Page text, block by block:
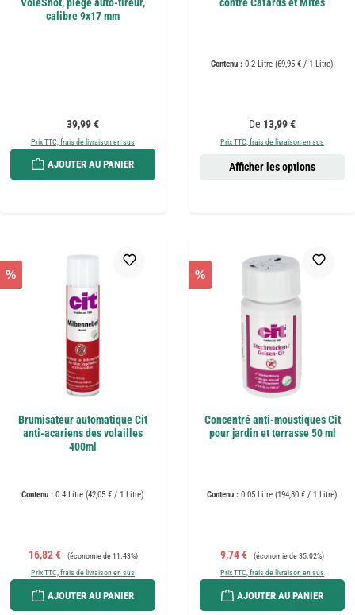
calibre 9x17 mm
Prix régulier :
39,99 €
Prix TTC, frais de livraison en sus
AJOUTER AU PANIER
Contenu : 0.2 Litre (69,95 € / 1 Litre)
Prix régulier :
De 13,99 €
Prix TTC, frais de livraison en sus
Afficher les options
%
Brumisateur automatique Cit
anti-acariens des volailles
400ml
Contenu : 0.4 Litre (42,05 € / 1 Litre)
Prix de vente :
16,82 € Prix régulier :
(économie de 11.43%)
Prix TTC, frais de livraison en sus
AJOUTER AU PANIER
%
Concentré anti-moustiques Cit
pour jardin et terrasse 50 ml
Contenu : 0.05 Litre (194,80 € / 1 Litre)
Prix de vente :
9,74 € Prix régulier :
(économie de 35.02%)
Prix TTC, frais de livraison en sus
AJOUTER AU PANIER